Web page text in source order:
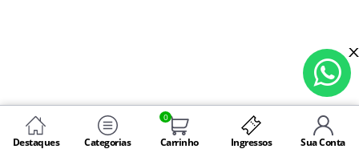
Destaques Categorias
0
Carrinho Ingressos Sua Conta